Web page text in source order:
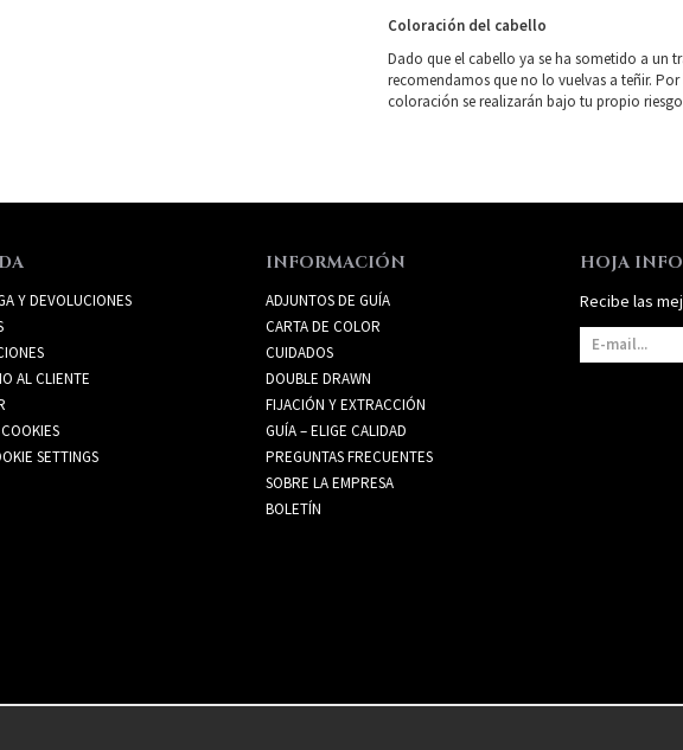
Coloración del cabello
Dado que el cabello ya se ha sometido a un
recomendamos que no lo vuelvas a teñir.
coloración se realizarán bajo tu propio
Y DEVOLUCIONES
AL CLIENTE
SETTINGS
INFORMACIÓN
ADJUNTOS DE GUÍA
CARTA DE COLOR
CUIDADOS
DOUBLE DRAWN
FIJACIÓN Y EXTRACCIÓN
GUÍA – ELIGE CALIDAD
PREGUNTAS FRECUENTES
SOBRE LA EMPRESA
BOLETÍN
HOJA
Recibe las